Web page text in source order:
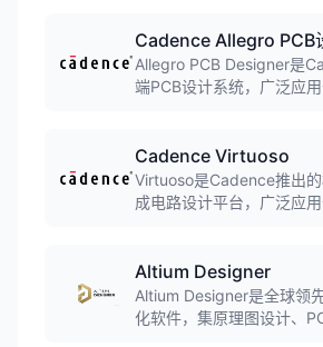
Cadence Allegro PCB
Allegro PCB Designer是
端PCB设计系统，广泛应
输出的完整设计流程，是企
首选工具。
Cadence Virtuoso
Virtuoso是Cadence推出
成电路设计平台，广泛应
图实现的全流程，是模拟IC
EDA工具。
Altium Designer
Altium Designer是全球领
化软件，集原理图设计、